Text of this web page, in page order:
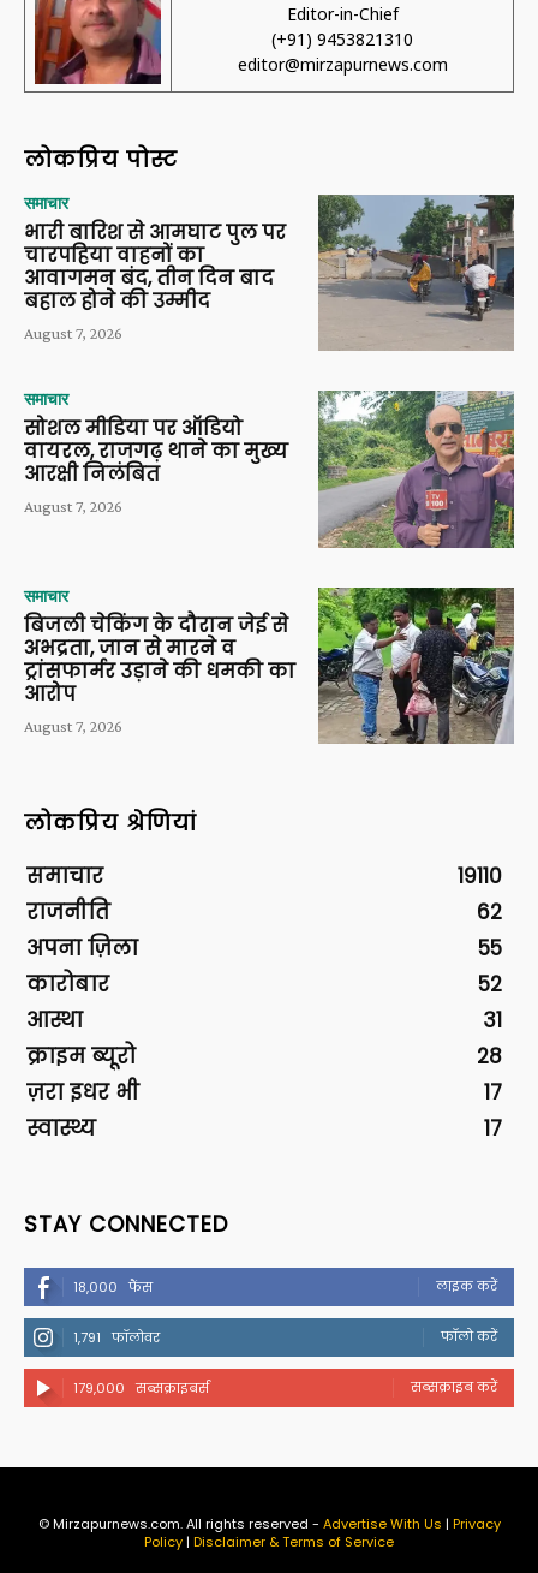
Editor-in-Chief
(+91) 9453821310
editor@mirzapurnews.com
लोकप्रिय पोस्ट
समाचार
भारी बारिश से आमघाट पुल पर
चारपहिया वाहनों का
आवागमन बंद, तीन दिन बाद
बहाल होने की उम्मीद
August 7, 2026
समाचार
सोशल मीडिया पर ऑडियो
वायरल, राजगढ़ थाने का मुख्य
आरक्षी निलंबित
August 7, 2026
समाचार
बिजली चेकिंग के दौरान जेई से
अभद्रता, जान से मारने व
ट्रांसफार्मर उड़ाने की धमकी का
आरोप
August 7, 2026
लोकप्रिय श्रेणियां
समाचार
19110
राजनीति
62
अपना ज़िला
55
कारोबार
52
आस्था
31
क्राइम ब्यूरो
28
ज़रा इधर भी
17
स्वास्थ्य
17
STAY CONNECTED
18,000 फैंस लाइक करें
1,791 फॉलोवर फॉलो करें
179,000 सब्सक्राइबर्स सब्सक्राइब करें
© Mirzapurnews.com. All rights reserved - Advertise With Us | Privacy
Policy| Disclaimer & Terms of Service